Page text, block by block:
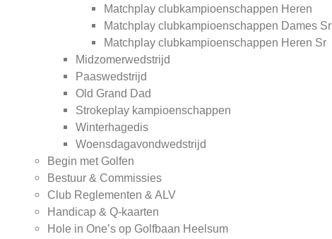
Matchplay clubkampioenschappen Heren
Matchplay clubkampioenschappen Dames Sr
Matchplay clubkampioenschappen Heren Sr
Midzomerwedstrijd
Paaswedstrijd
Old Grand Dad
Strokeplay kampioenschappen
Winterhagedis
Woensdagavondwedstrijd
Begin met Golfen
Bestuur & Commissies
Club Reglementen & ALV
Handicap & Q-kaarten
Hole in One’s op Golfbaan Heelsum